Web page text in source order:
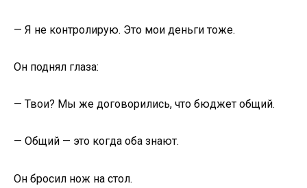
— Я не контролирую. Это мои деньги тоже.
Он поднял глаза:
— Твои? Мы же договорились, что бюджет общий.
— Общий — это когда оба знают.
Он бросил нож на стол.